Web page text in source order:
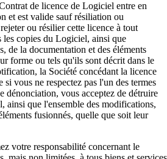
de licence de Logiciel entre en
et est valide sauf résiliation ou
ou résilier cette licence à tout
les copies du Logiciel, ainsi que
de la documentation et des éléments
forme ou tels qu'ils sont décrit dans le
la Société concédant la licence
vous ne respectez pas l'un des termes
dénonciation, vous acceptez de détruire
ainsi que l'ensemble des modifications,
fusionnés, quelle que soit leur
votre responsabilité concernant le